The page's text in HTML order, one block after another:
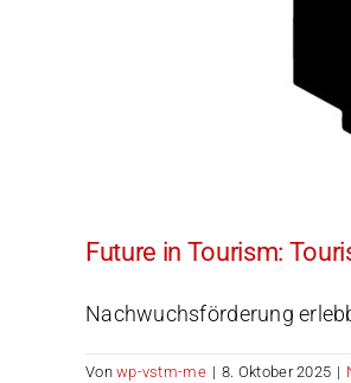
Future in Tourism:
Nachwuchsförderung
Vonwp-vstm-me | 8. Oktober 2025 |